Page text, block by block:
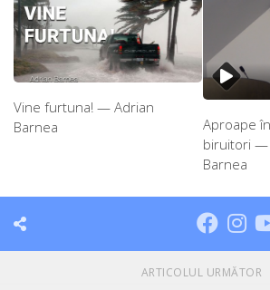
Vine furtuna! — Adrian
Barnea
Aproape
biruitori —
Barnea
ARTICOLUL URMĂTOR